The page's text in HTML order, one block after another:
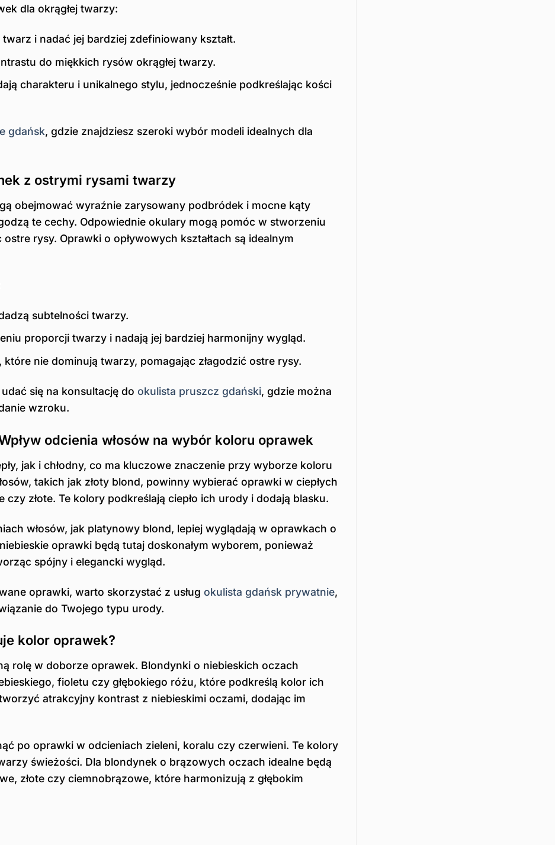
dla okrągłej twarzy:
i nadać jej bardziej zdefiniowany kształt.
do miękkich rysów okrągłej twarzy.
charakteru i unikalnego stylu, jednocześnie podkreślając kości
gdańsk, gdzie znajdziesz szeroki wybór modeli idealnych dla
z ostrymi rysami twarzy
obejmować wyraźnie zarysowany podbródek i mocne kąty
te cechy. Odpowiednie okulary mogą pomóc w stworzeniu
rysy. Oprawki o opływowych kształtach są idealnym
subtelności twarzy.
proporcji twarzy i nadają jej bardziej harmonijny wygląd.
nie dominują twarzy, pomagając złagodzić ostre rysy.
się na konsultację do okulista pruszcz gdański, gdzie można
wzroku.
odcienia włosów na wybór koloru oprawek
jak i chłodny, co ma kluczowe znaczenie przy wyborze koloru
takich jak złoty blond, powinny wybierać oprawki w ciepłych
złote. Te kolory podkreślają ciepło ich urody i dodają blasku.
włosów, jak platynowy blond, lepiej wyglądają w oprawkach o
oprawki będą tutaj doskonałym wyborem, ponieważ
spójny i elegancki wygląd.
oprawki, warto skorzystać z usług okulista gdańsk prywatnie,
do Twojego typu urody.
kolor oprawek?
rolę w doborze oprawek. Blondynki o niebieskich oczach
fioletu czy głębokiego różu, które podkreślą kolor ich
atrakcyjny kontrast z niebieskimi oczami, dodając im
po oprawki w odcieniach zieleni, koralu czy czerwieni. Te kolory
świeżości. Dla blondynek o brązowych oczach idealne będą
złote czy ciemnobrązowe, które harmonizują z głębokim